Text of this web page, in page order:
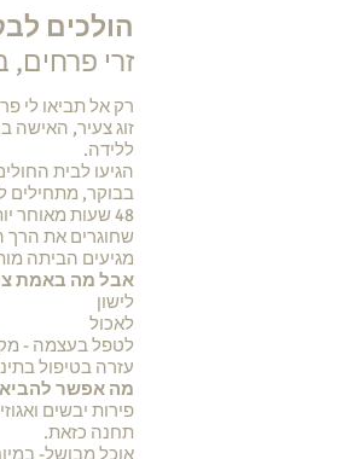
הולכים
זרי
רק אל תביאו לי
זוג צעיר, האישה
ללידה.
הגיעו לבית החולים, ובשעה טובה
בבוקר, מתחילים
48 שעות
שחוגרים את הרך
מגיעים הביתה
אבל מה באמת
לישון
לאכול
לטפל בעצמה -
עזרה בטיפול
מה אפשר להביא
פירות יבשים
תחנה כזאת.
אוכל מבושל-